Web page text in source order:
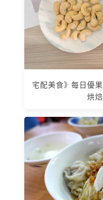
宅配美食》每日優
烘